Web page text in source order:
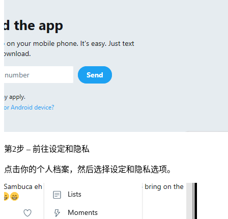
第2步 – 前往设定和隐私
点击你的个人档案，然后选择设定和隐私选项。